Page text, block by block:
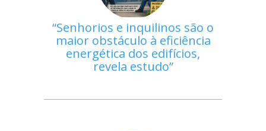
Senhorios e inquilinos são o
maior obstáculo à eficiência
energética dos edifícios,
revela estudo